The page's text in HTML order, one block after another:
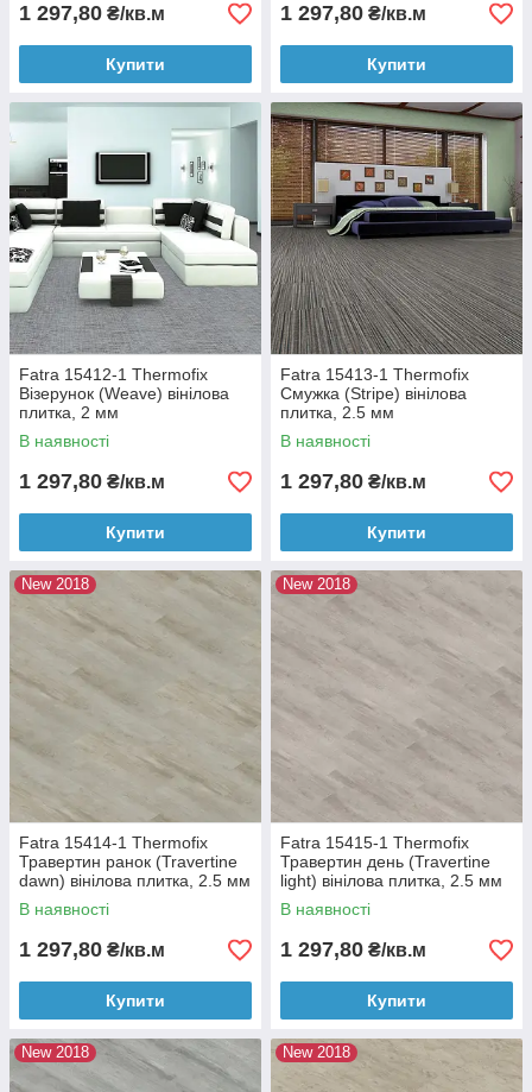
1 297,80 ₴/кв.м
Купити
1 297,80 ₴/кв.м
Купити
Fatra 15412-1 Thermofix
Візерунок (Weave) вінілова
плитка, 2 мм
В наявності
1 297,80 ₴/кв.м
Купити
Fatra 15413-1 Thermofix
Смужка (Stripe) вінілова
плитка, 2.5 мм
В наявності
1 297,80 ₴/кв.м
Купити
New 2018
Fatra 15414-1 Thermofix
Травертин ранок (Travertine
dawn) вінілова плитка, 2.5 мм
В наявності
1 297,80 ₴/кв.м
Купити
New 2018
Fatra 15415-1 Thermofix
Травертин день (Travertine
light) вінілова плитка, 2.5 мм
В наявності
1 297,80 ₴/кв.м
Купити
New 2018 New 2018